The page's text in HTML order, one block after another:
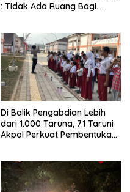
: Tidak Ada Ruang Bagi
Di Balik Pengabdian Lebih
dari 1.000 Taruna, 71 Taruni
Akpol Perkuat Pembentukan